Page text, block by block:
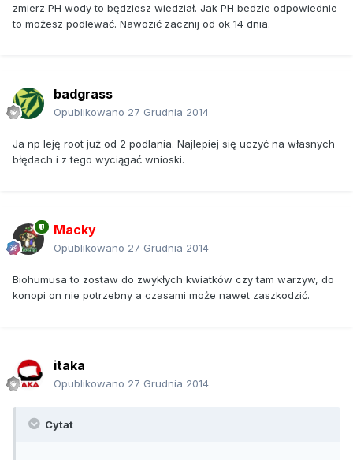
zmierz PH wody to będziesz wiedział. Jak PH bedzie odpowiednie
to możesz podlewać. Nawozić zacznij od ok 14 dnia.
badgrass
Opublikowano 27 Grudnia 2014
Ja np leję root już od 2 podlania. Najlepiej się uczyć na własnych
błędach i z tego wyciągać wnioski.
Macky
Opublikowano 27 Grudnia 2014
Biohumusa to zostaw do zwykłych kwiatków czy tam warzyw, do
konopi on nie potrzebny a czasami może nawet zaszkodzić.
itaka
Opublikowano 27 Grudnia 2014
Cytat